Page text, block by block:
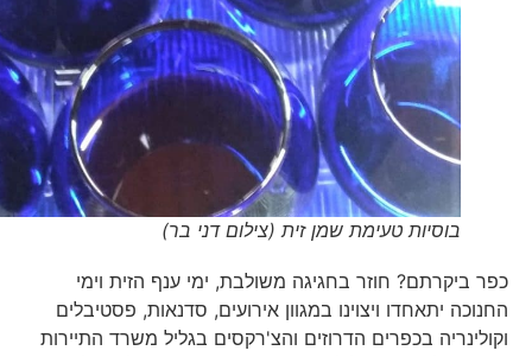
בוסיות טעימת שמן זית (צילום דני בר)
כפר ביקרתם? חוזר בחגיגה משולבת, ימי ענף הזית וימי
החנוכה יתאחדו ויצוינו במגוון אירועים, סדנאות, פסטיבלים
וקולינריה בכפרים הדרוזים והצ'רקסים בגליל משרד התיירות